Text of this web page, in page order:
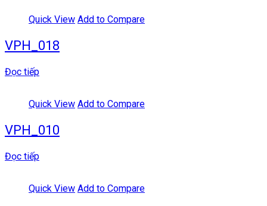
Quick View Add to Compare
VPH_018
Đọc tiếp
Quick View Add to Compare
VPH_010
Đọc tiếp
Quick View Add to Compare